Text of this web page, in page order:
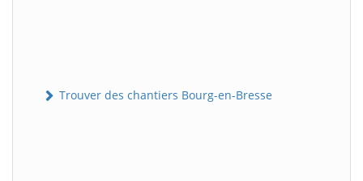
Trouver des chantiers Bourg-en-Bresse